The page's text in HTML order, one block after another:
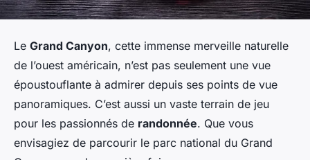
Le Grand Canyon, cette immense merveille naturelle
de l’ouest américain, n’est pas seulement une vue
époustouflante à admirer depuis ses points de vue
panoramiques. C’est aussi un vaste terrain de jeu
pour les passionnés de randonnée. Que vous
envisagiez de parcourir le parc national du Grand